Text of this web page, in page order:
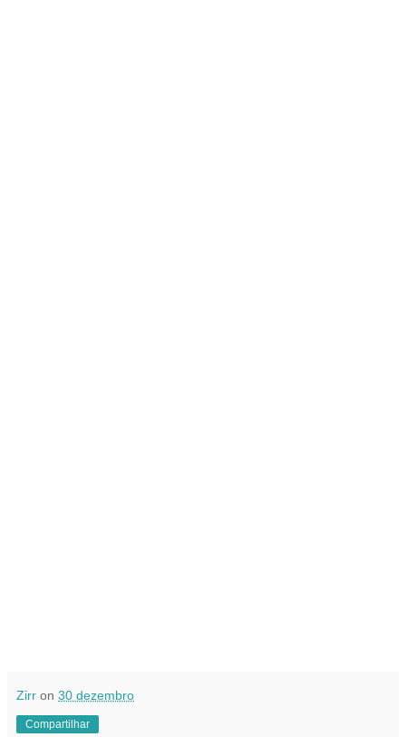
Zirr on 30 dezembro
Compartilhar